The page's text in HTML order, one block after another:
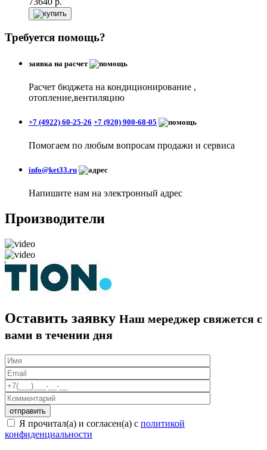
Требуется помощь?
заявка на расчет
Расчет бюджета на кондиционирование ,
отопление,вентиляцию
+7 (4922) 60-25-26 +7 (920) 900-68-05
Помогаем по любым вопросам продажи и сервиса
info@ket33.ru
Напишите нам на электронный адрес
Производители
Оставить заявку Наш мереджер свяжется с
вами в течении дня
Я прочитал(а) и согласен(а) с политикой
конфиденциальности